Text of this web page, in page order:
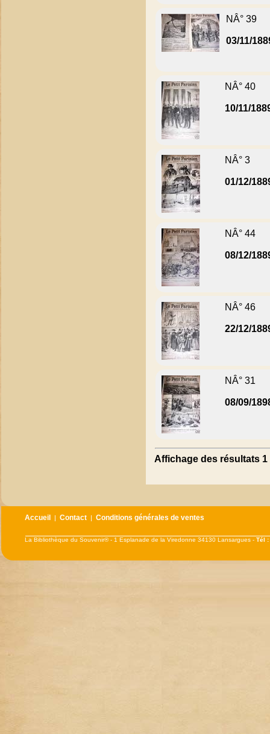
NÂ° 39
03/11/
NÂ° 40
10/11/
NÂ° 3
01/12/
NÂ° 44
08/12/
NÂ° 46
22/12/
NÂ° 31
08/09/
Affichage des résultats
Accueil |Contact |Conditions générales de ventes
La Bibliothèque du Souvenir® - 1 Esplanade de la Viredonne 34130 Lansargues -Tél